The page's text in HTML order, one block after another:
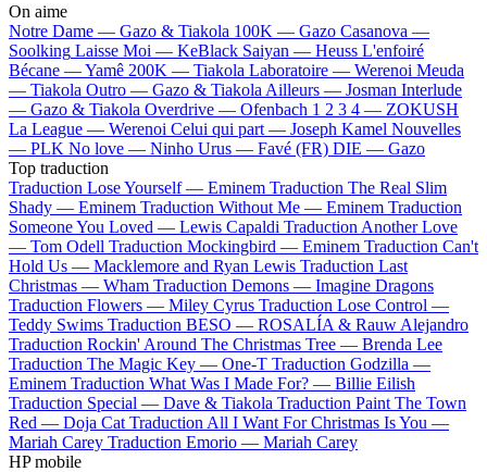
On aime
Notre Dame — Gazo & Tiakola 100K — Gazo Casanova —
Soolking Laisse Moi — KeBlack Saiyan — Heuss L'enfoiré
Bécane —Yamê 200K — Tiakola Laboratoire — Werenoi Meuda
— Tiakola Outro — Gazo & Tiakola Ailleurs — Josman Interlude
— Gazo & Tiakola Overdrive — Ofenbach 1 2 3 4 — ZOKUSH
La League — Werenoi Celui qui part — Joseph Kamel Nouvelles
— PLK No love — Ninho Urus — Favé (FR) DIE — Gazo
Top traduction
Traduction Lose Yourself — Eminem Traduction The Real Slim
Shady — Eminem Traduction Without Me — Eminem Traduction
Someone You Loved — Lewis Capaldi Traduction Another Love
— Tom Odell Traduction Mockingbird — Eminem Traduction Can't
Hold Us — Macklemore and Ryan Lewis Traduction Last
Christmas — Wham Traduction Demons — Imagine Dragons
Traduction Flowers — Miley Cyrus Traduction Lose Control —
Teddy Swims Traduction BESO — ROSALÍA & Rauw Alejandro
Traduction Rockin' Around The Christmas Tree — Brenda Lee
Traduction The Magic Key — One-T Traduction Godzilla —
Eminem Traduction What Was I Made For? — Billie Eilish
Traduction Special — Dave & Tiakola Traduction Paint The Town
Red — Doja Cat Traduction All I Want For Christmas Is You —
Mariah Carey Traduction Emorio — Mariah Carey
HP mobile